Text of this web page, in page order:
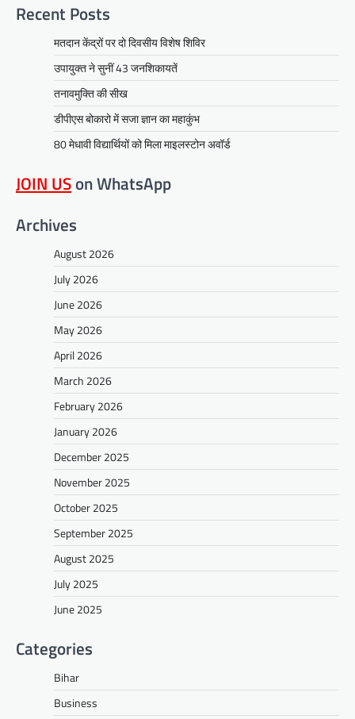
Recent Posts
मतदान केंद्रों पर दो दिवसीय विशेष शिविर
उपायुक्त ने सुनीं 43 जनशिकायतें
तनावमुक्ति की सीख
डीपीएस बोकारो में सजा ज्ञान का महाकुंभ
80 मेधावी विद्यार्थियों को मिला माइलस्टोन अवॉर्ड
JOIN USon WhatsApp
Archives
August 2026
July 2026
June 2026
May 2026
April 2026
March 2026
February 2026
January 2026
December 2025
November 2025
October 2025
September 2025
August 2025
July 2025
June 2025
Categories
Bihar
Business